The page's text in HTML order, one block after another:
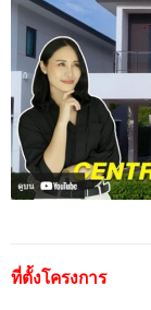
ที่ตั้งโครงการ